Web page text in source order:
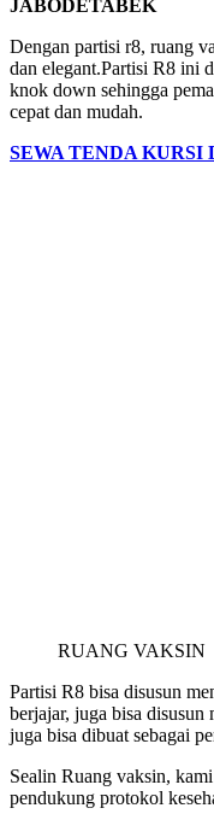
JABODETABEK
Dengan partisi r8, ruang
dan elegant.Partisi R8 ini
knok down sehingga
cepat dan mudah.
SEWA TENDA KURSI
RUANG VAKSIN
Partisi R8 bisa disusun
berjajar, juga bisa disusun
juga bisa dibuat sebagai
Sealin Ruang vaksin,
pendukung protokol